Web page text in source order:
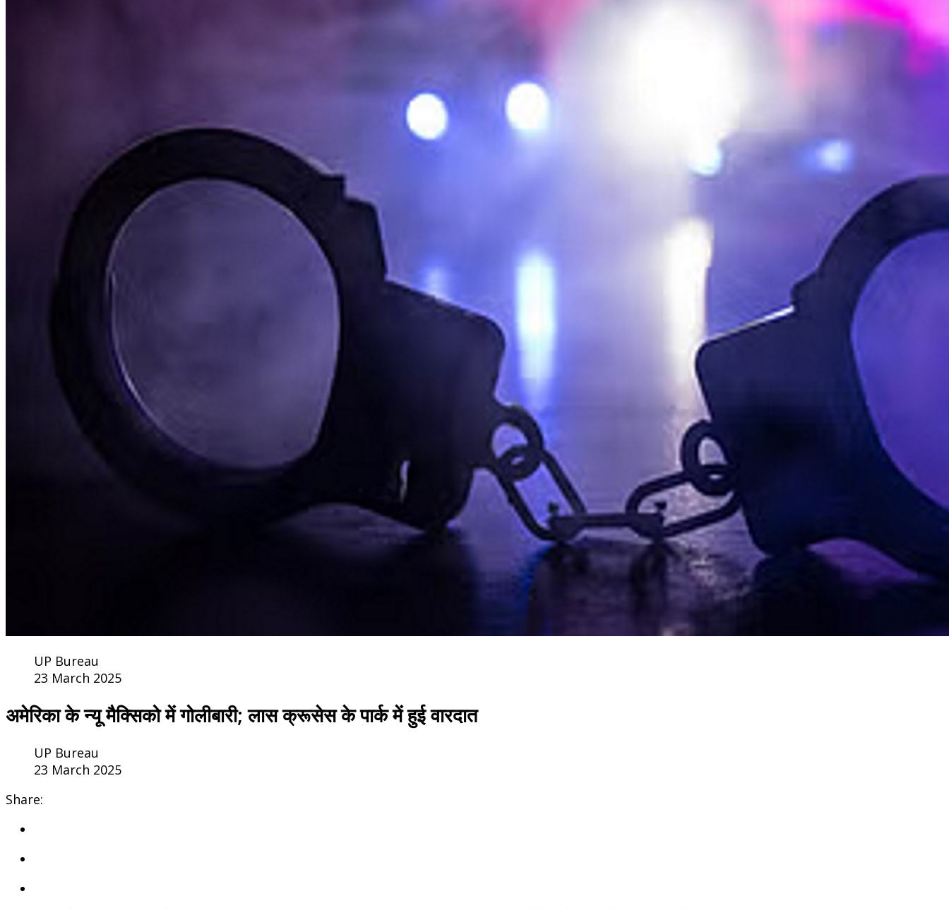
UP Bureau
23 March 2025
अमेरिका के न्यू मैक्सिको में गोलीबारी; लास क्रूसेस के पार्क में हुई वारदात
UP Bureau
23 March 2025
Share: